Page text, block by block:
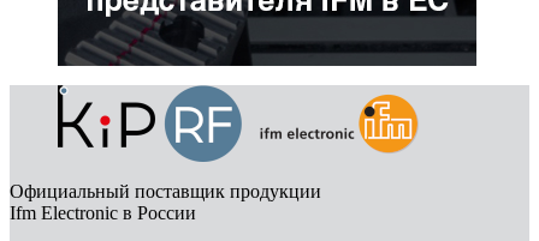
Официальный поставщик продукции
Ifm Electronic в России